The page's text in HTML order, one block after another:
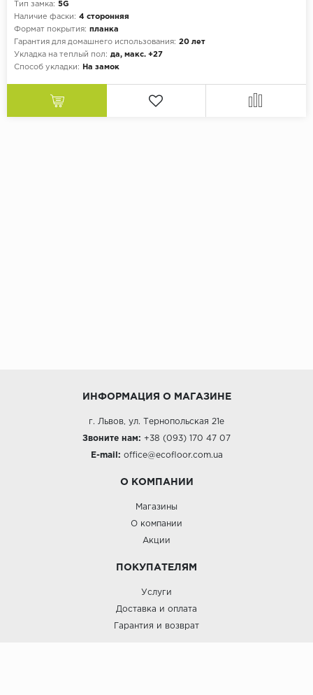
Тип замка: 5G
Наличие фаски: 4 сторонняя
Формат покрытия: планка
Гарантия для домашнего использования: 20 лет
Укладка на теплый пол: да, макс. +27
Способ укладки:
На замок
ИНФОРМАЦИЯ О МАГАЗИНЕ
г. Львов, ул. Тернопольская 21е
Звоните нам: +38 (093) 170 47 07
E-mail: office@ecofloor.com.ua
О КОМПАНИИ
Магазины
О компании
Акции
ПОКУПАТЕЛЯМ
Услуги
Доставка и оплата
Гарантия и возврат